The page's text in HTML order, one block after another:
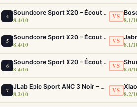
4 Soundcore Sport X20 – Écouteurs Sport IP68 ANC Fit Sécurisé Ultime
8.4/10 VS 8.1/
5 Soundcore Sport X20 – Écouteurs Sport IP68 ANC Fit Sécurisé Ultime
8.4/10 VS 8.1/
6 Soundcore Sport X20 – Écouteurs Sport IP68 ANC Fit Sécurisé Ultime
8.4/10 VS 8.0/
7 JLab Epic Sport ANC 3 Noir – Écouteurs Sport ANC IP66 Double Driver
8.2/10 VS 8.2/